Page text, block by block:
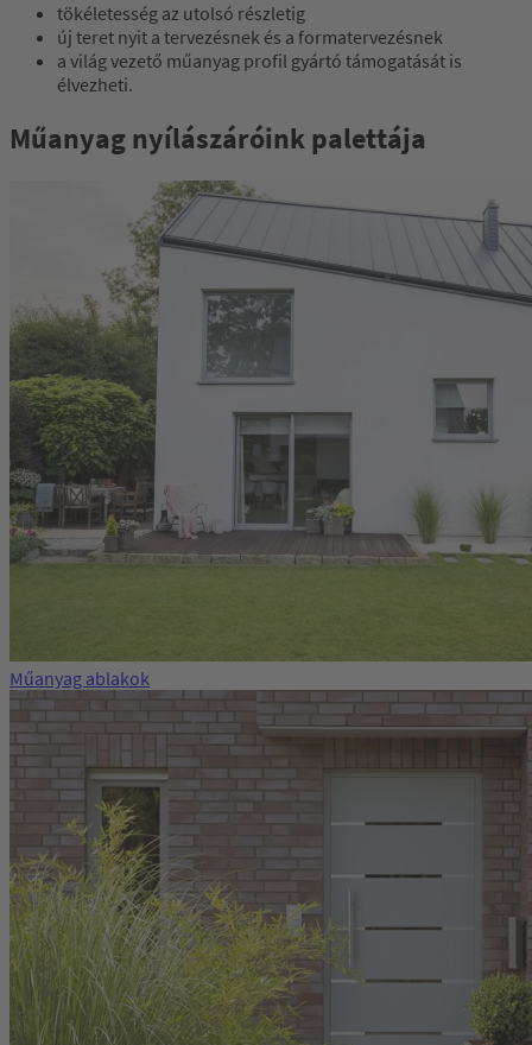
tökéletesség az utolsó részletig
új teret nyit a tervezésnek és a formatervezésnek
a világ vezető műanyag profil gyártó támogatását is
élvezheti.
Műanyag nyílászáróink palettája
Műanyag ablakok